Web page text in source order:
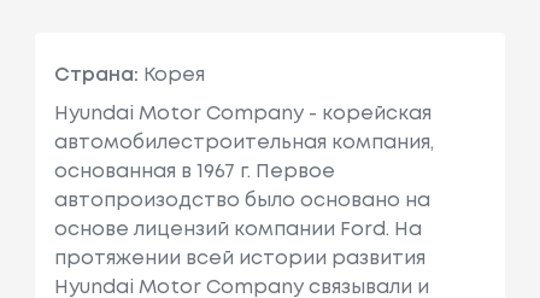
Страна: Корея
Hyundai Motor Company - корейская
автомобилестроительная компания,
основанная в 1967 г. Первое
автопроизодство было основано на
основе лицензий компании Ford. На
протяжении всей истории развития
Hyundai Motor Company связывали и